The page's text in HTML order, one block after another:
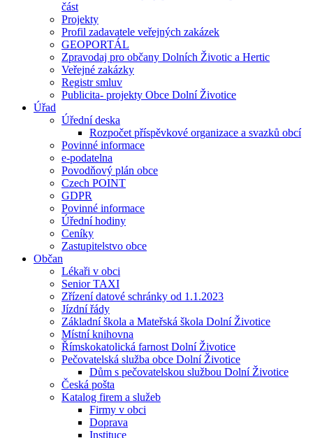
část
Projekty
Profil zadavatele veřejných zakázek
GEOPORTÁL
Zpravodaj pro občany Dolních Životic a Hertic
Veřejné zakázky
Registr smluv
Publicita- projekty Obce Dolní Životice
Úřad
Úřední deska
Rozpočet příspěvkové organizace a svazků obcí
Povinné informace
e-podatelna
Povodňový plán obce
Czech POINT
GDPR
Povinné informace
Úřední hodiny
Ceníky
Zastupitelstvo obce
Občan
Lékaři v obci
Senior TAXI
Zřízení datové schránky od 1.1.2023
Jízdní řády
Základní škola a Mateřská škola Dolní Životice
Místní knihovna
Římskokatolická farnost Dolní Životice
Pečovatelská služba obce Dolní Životice
Dům s pečovatelskou službou Dolní Životice
Česká pošta
Katalog firem a služeb
Firmy v obci
Doprava
Instituce